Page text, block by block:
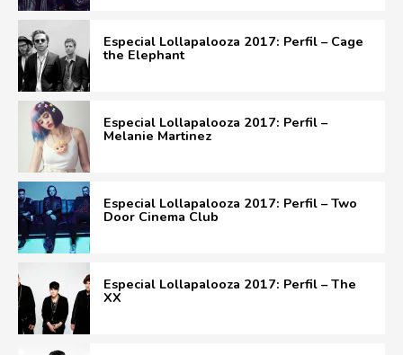
Especial Lollapalooza 2017: Perfil – Cage
the Elephant
Especial Lollapalooza 2017: Perfil –
Melanie Martinez
Especial Lollapalooza 2017: Perfil – Two
Door Cinema Club
Especial Lollapalooza 2017: Perfil – The
XX